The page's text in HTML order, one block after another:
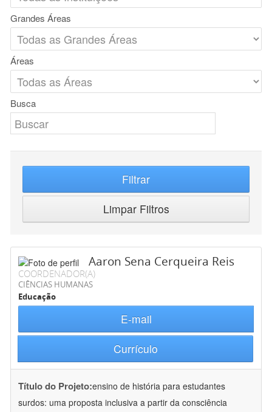
Grandes Áreas
Áreas
Busca
Filtrar
Limpar Filtros
Aaron Sena Cerqueira Reis
COORDENADOR(A)
CIÊNCIAS HUMANAS
Educação
E-mail
Currículo
Título do Projeto:ensino de história para estudantes
surdos: uma proposta inclusiva a partir da consciência